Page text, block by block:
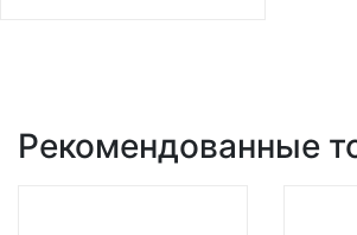
Рекомендованные